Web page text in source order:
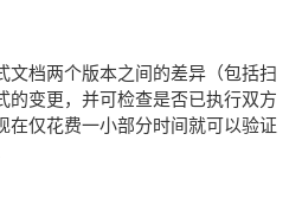
文档两个版本之间的差异（包括扫
的变更，并可检查是否已执行双方
在仅花费一小部分时间就可以验证